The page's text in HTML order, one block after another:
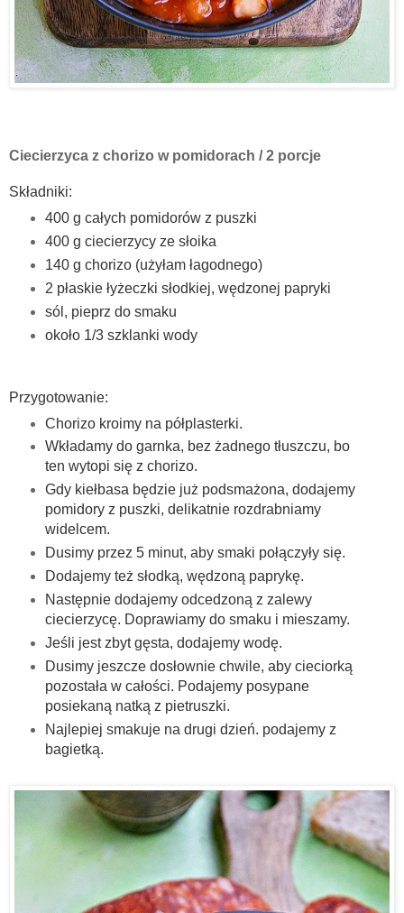
Ciecierzyca z chorizo w pomidorach / 2 porcje
Składniki:
400 g całych pomidorów z puszki
400 g ciecierzycy ze słoika
140 g chorizo (użyłam łagodnego)
2 płaskie łyżeczki słodkiej, wędzonej papryki
sól, pieprz do smaku
około 1/3 szklanki wody
Przygotowanie:
Chorizo kroimy na półplasterki.
Wkładamy do garnka, bez żadnego tłuszczu, bo
ten wytopi się z chorizo.
Gdy kiełbasa będzie już podsmażona, dodajemy
pomidory z puszki, delikatnie rozdrabniamy
widelcem.
Dusimy przez 5 minut, aby smaki połączyły się.
Dodajemy też słodką, wędzoną paprykę.
Następnie dodajemy odcedzoną z zalewy
ciecierzycę. Doprawiamy do smaku i mieszamy.
Jeśli jest zbyt gęsta, dodajemy wodę.
Dusimy jeszcze dosłownie chwile, aby cieciorką
pozostała w całości. Podajemy posypane
posiekaną natką z pietruszki.
Najlepiej smakuje na drugi dzień. podajemy z
bagietką.